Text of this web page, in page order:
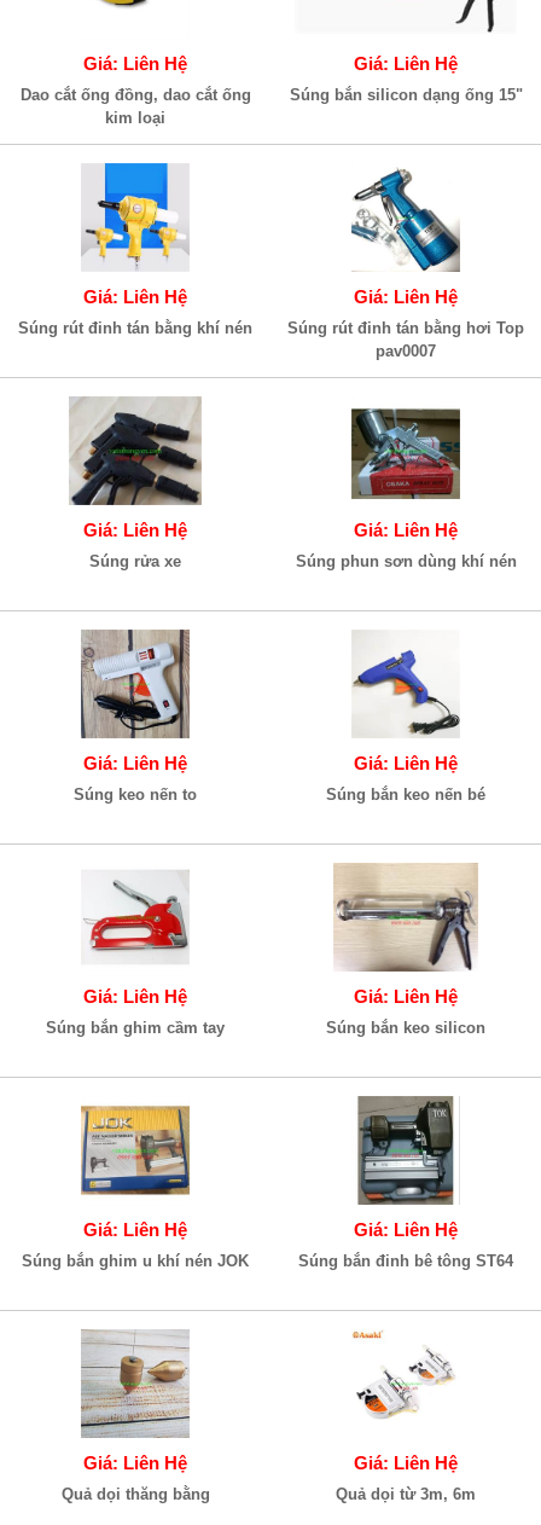
Giá: Liên Hệ
Dao cắt ống đồng, dao cắt ống
kim loại
Giá: Liên Hệ
Súng bắn silicon dạng ống 15"
Giá: Liên Hệ
Súng rút đinh tán bằng khí nén
Giá: Liên Hệ
Súng rút đinh tán bằng hơi Top
pav0007
Giá: Liên Hệ
Súng rửa xe
Giá: Liên Hệ
Súng phun sơn dùng khí nén
Giá: Liên Hệ
Súng keo nến to
Giá: Liên Hệ
Súng bắn keo nến bé
Giá: Liên Hệ
Súng bắn ghim cầm tay
Giá: Liên Hệ
Súng bắn keo silicon
Giá: Liên Hệ
Súng bắn ghim u khí nén JOK
Giá: Liên Hệ
Súng bắn đinh bê tông ST64
Giá: Liên Hệ
Quả dọi thăng bằng
Giá: Liên Hệ
Quả dọi từ 3m, 6m